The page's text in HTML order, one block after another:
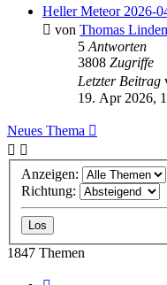
Heller Meteor 2026-
von Thomas
5 Antworten
3808 Zugriffe
Letzter Beitrag
19. Apr 2026,
Neues Thema
Anzeigen:
Richtung:
1847 Themen